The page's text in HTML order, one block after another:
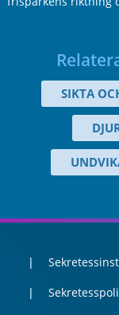
SIKTA